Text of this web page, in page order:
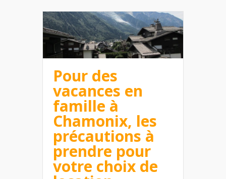
Pour des
vacances en
famille à
Chamonix, les
précautions à
prendre pour
votre choix de